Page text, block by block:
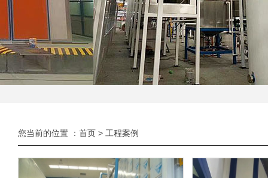
您当前的位置 ： 首页 > 工程案例